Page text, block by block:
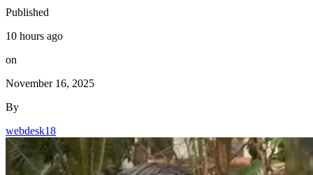
10 hours ago
on
November 16, 2025
By
webdesk18